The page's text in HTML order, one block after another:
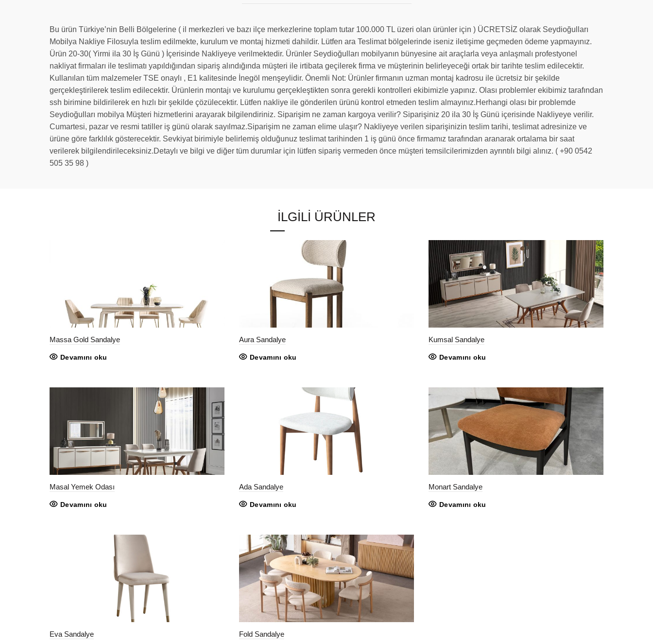
Bu ürün Türkiye’nin Belli Bölgelerine ( il merkezleri ve bazı ilçe merkezlerine toplam tutar 100.000 TL üzeri olan ürünler için ) ÜCRETSİZ olarak Seydioğulları
Mobilya Nakliye Filosuyla teslim edilmekte, kurulum ve montaj hizmeti dahildir. Lütfen ara Teslimat bölgelerinde iseniz iletişime geçmeden ödeme yapmayınız.
Ürün 20-30( Yirmi ila 30 İş Günü ) İçerisinde Nakliyeye verilmektedir. Ürünler Seydioğulları mobilyanın bünyesine ait araçlarla veya anlaşmalı profestyonel
nakliyat firmaları ile teslimatı yapıldığından sipariş alındığında müşteri ile irtibata geçilerek firma ve müşterinin belirleyeceği ortak bir tarihte teslim edilecektir.
Kullanılan tüm malzemeler TSE onaylı , E1 kalitesinde İnegöl menşeylidir. Önemli Not: Ürünler firmanın uzman montaj kadrosu ile ücretsiz bir şekilde
gerçekleştirilerek teslim edilecektir. Ürünlerin montajı ve kurulumu gerçekleştikten sonra gerekli kontrolleri ekibimizle yapınız. Olası problemler ekibimiz tarafından
ssh birimine bildirilerek en hızlı bir şekilde çözülecektir. Lütfen nakliye ile gönderilen ürünü kontrol etmeden teslim almayınız.Herhangi olası bir problemde
Seydioğulları mobilya Müşteri hizmetlerini arayarak bilgilendiriniz. Siparişim ne zaman kargoya verilir? Siparişiniz 20 ila 30 İş Günü içerisinde Nakliyeye verilir.
Cumartesi, pazar ve resmi tatiller iş günü olarak sayılmaz.Siparişim ne zaman elime ulaşır? Nakliyeye verilen siparişinizin teslim tarihi, teslimat adresinize ve
ürüne göre farklılık gösterecektir. Sevkiyat birimiyle belirlemiş olduğunuz teslimat tarihinden 1 iş günü önce firmamız tarafından aranarak ortalama bir saat
verilerek bilgilendirileceksiniz.Detaylı ve bilgi ve diğer tüm durumlar için lütfen sipariş vermeden önce müşteri temsilcilerimizden ayrıntılı bilgi alınız. ( +90 0542
505 35 98 )
İLGILI ÜRÜNLER
Massa Gold Sandalye
Devamını oku
Aura Sandalye
Devamını oku
Kumsal Sandalye
Devamını oku
Masal Yemek Odası
Devamını oku
Ada Sandalye
Devamını oku
Monart Sandalye
Devamını oku
Eva Sandalye Fold Sandalye